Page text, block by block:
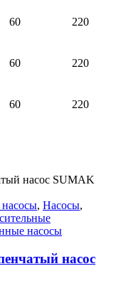
60 220
60 220
60 220
насосы, Насосы,
насосы
насос